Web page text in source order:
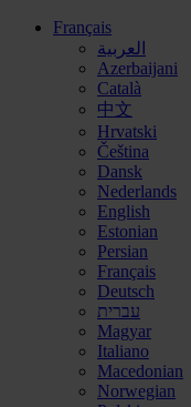
Français
العربية
Azerbaijani
Català
中文
Hrvatski
Čeština
Dansk
Nederlands
English
Estonian
Persian
Français
Deutsch
עברית
Magyar
Italiano
Macedonian
Norwegian